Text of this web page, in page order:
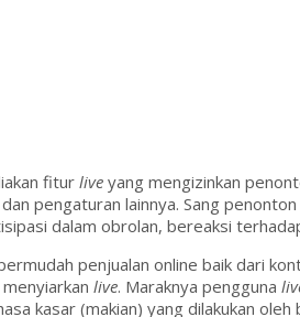
fitur live yang mengizinkan
dan pengaturan lainnya. Sang
dalam obrolan, bereaksi
penjualan online baik dari
live. Maraknya pengguna
kasar (makian) yang dilakukan